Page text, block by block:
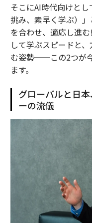
そこにAI時代向けと
挑み、素早く学ぶ）
を合わせ、適応し進
して学ぶスピードと
む姿勢──この2つが
ます。
グローバルと日
ーの流儀